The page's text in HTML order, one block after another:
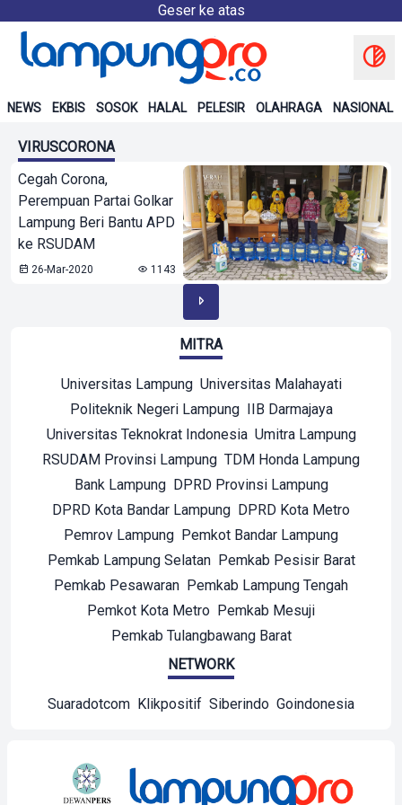
Geser ke atas
NEWS EKBIS SOSOK HALAL PELESIR OLAHRAGA NASIONAL
VIRUSCORONA
Cegah Corona,
Perempuan Partai Golkar
Lampung Beri Bantu APD
ke RSUDAM
26-Mar-2020 1143
MITRA
Universitas Lampung Universitas Malahayati
Politeknik Negeri Lampung IIB Darmajaya
Universitas Teknokrat Indonesia Umitra Lampung
RSUDAM Provinsi Lampung TDM Honda Lampung
Bank Lampung DPRD Provinsi Lampung
DPRD Kota Bandar Lampung DPRD Kota Metro
Pemrov Lampung Pemkot Bandar Lampung
Pemkab Lampung Selatan Pemkab Pesisir Barat
Pemkab Pesawaran Pemkab Lampung Tengah
Pemkot Kota Metro Pemkab Mesuji
Pemkab Tulangbawang Barat
NETWORK
Suaradotcom Klikpositif Siberindo Goindonesia